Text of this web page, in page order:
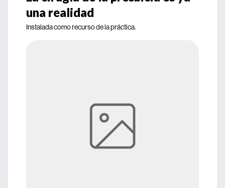
una realidad
Instalada como recurso de la práctica.